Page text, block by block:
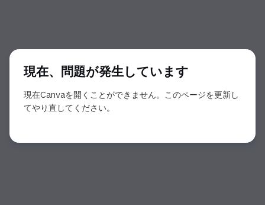
現在、問題が発生しています
現在Canvaを開くことができません。このページを更新し
てやり直してください。